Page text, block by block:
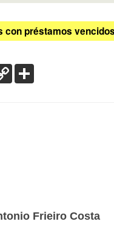
con préstamos
Copy
Link
Frieiro Costa